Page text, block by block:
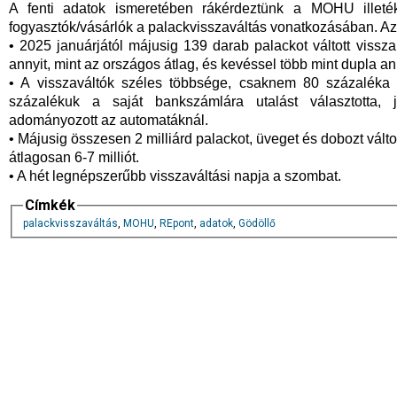
A fenti adatok ismeretében rákérdeztünk a MOHU
fogyasztók/vásárlók a palackvisszaváltás vonatkozásában.
• 2025 januárjától májusig 139 darab palackot váltott
annyit, mint az országos átlag, és kevéssel több mint dupla
• A visszaváltók széles többsége, csaknem 80
százalékuk a saját bankszámlára utalást választotta,
adományozott az automatáknál.
• Májusig összesen 2 milliárd palackot, üveget és dobozt
átlagosan 6-7 milliót.
• A hét legnépszerűbb visszaváltási napja a szombat.
Címkék
palackvisszaváltás, MOHU, REpont, adatok, Gödöllő